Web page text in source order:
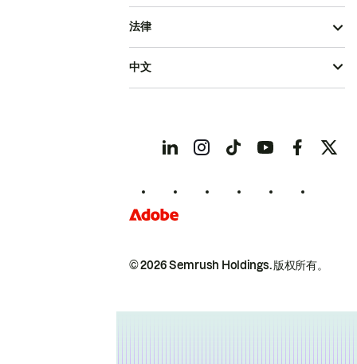
© 2026 Semrush Holdings.版权所有。
法律
中文